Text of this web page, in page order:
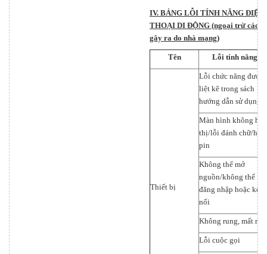
IV. BẢNG LỖI TÍNH NĂNG ĐIỆN
THOẠI DI ĐỘNG (ngoại trừ các
gây ra do nhà mạng)
Tên Lỗi tính năng
Thiết bị
Lỗi chức năng được
liệt kê trong sách
hướng dẫn sử dụng
Màn hình không
thị/lỗi đánh chữ/hao
pin
Không thể mở
nguồn/không thể
đăng nhập hoặc kết
nối
Không rung, mất
Lỗi cuộc gọi